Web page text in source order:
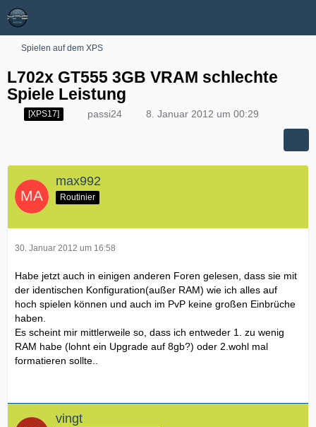
Spielen auf dem XPS
L702x GT555 3GB VRAM schlechte
Spiele Leistung
[XPS17] passi24 8. Januar 2012 um 00:29
max992
Routinier
30. Januar 2012 um 16:58
Habe jetzt auch in einigen anderen Foren gelesen, dass sie mit
der identischen Konfiguration(außer RAM) wie ich alles auf
hoch spielen können und auch im PvP keine großen Einbrüche
haben.
Es scheint mir mittlerweile so, dass ich entweder 1. zu wenig
RAM habe (lohnt ein Upgrade auf 8gb?) oder 2.wohl mal
formatieren sollte..
vingt